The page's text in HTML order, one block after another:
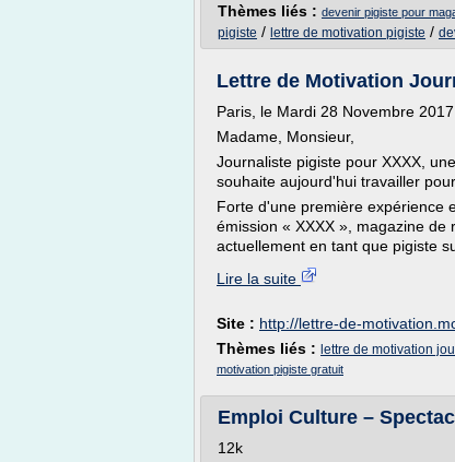
Thèmes liés : devenir pigiste pour
pigiste / lettre de motivation pigiste /
Lettre de Motivation
Paris, le Mardi 28 Novembre 2017
Madame, Monsieur,
Journaliste pigiste pour XXXX,
souhaite aujourd'hui travailler
Forte d'une première expérience
émission « XXXX », magazine
actuellement en tant que pigiste
Lire la suite
Site : http://lettre-de-
Thèmes liés : lettre de motivation
motivation pigiste gratuit
Emploi Culture –
12k